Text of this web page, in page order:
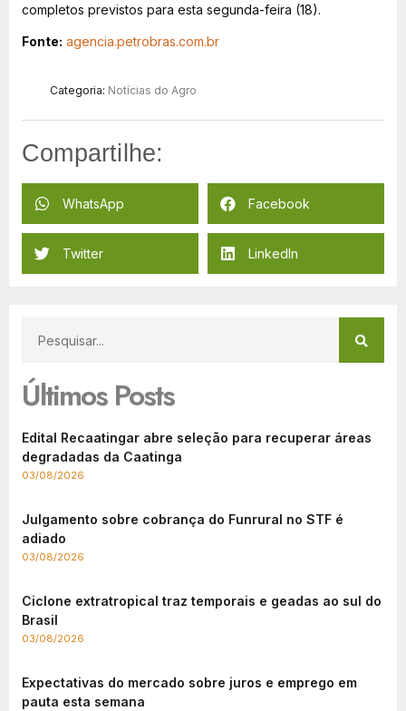
completos previstos para esta segunda-feira (18).
Fonte: agencia.petrobras.com.br
Categoria: Notícias do Agro
Compartilhe:
WhatsApp Facebook
Twitter LinkedIn
Últimos Posts
Edital Recaatingar abre seleção para recuperar áreas
degradadas da Caatinga
03/08/2026
Julgamento sobre cobrança do Funrural no STF é
adiado
03/08/2026
Ciclone extratropical traz temporais e geadas ao sul do
Brasil
03/08/2026
Expectativas do mercado sobre juros e emprego em
pauta esta semana